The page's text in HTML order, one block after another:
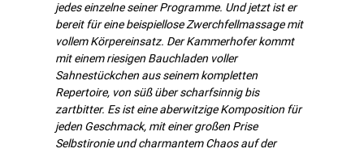
jedes einzelne seiner Programme. Und jetzt ist er
bereit für eine beispiellose Zwerchfellmassage mit
vollem Körpereinsatz. Der Kammerhofer kommt
mit einem riesigen Bauchladen voller
Sahnestückchen aus seinem kompletten
Repertoire, von süß über scharfsinnig bis
zartbitter. Es ist eine aberwitzige Komposition für
jeden Geschmack, mit einer großen Prise
Selbstironie und charmantem Chaos auf der